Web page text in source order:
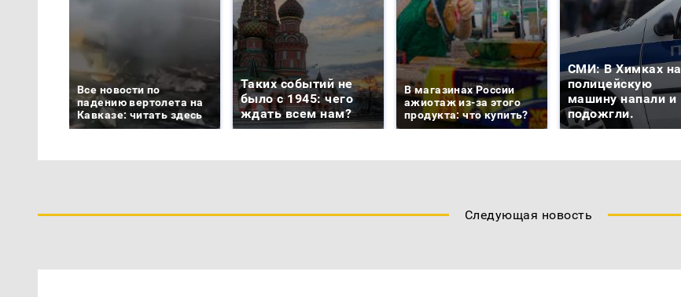
Все новости по
падению вертолета на
Кавказе: читать здесь
Таких событий не
было с 1945: чего
ждать всем нам?
В магазинах России
ажиотаж из-за этого
продукта: что купить?
СМИ: В Химках на
полицейскую
машину напали и
подожгли.
Следующая новость